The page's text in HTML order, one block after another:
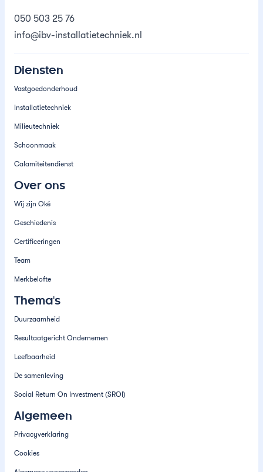
050 503 25 76
info@ibv-installatietechniek.nl
Diensten
Vastgoedonderhoud
Installatietechniek
Milieutechniek
Schoonmaak
Calamiteitendienst
Over ons
Wij zijn Oké
Geschiedenis
Certificeringen
Team
Merkbelofte
Thema's
Duurzaamheid
Resultaatgericht Ondernemen
Leefbaarheid
De samenleving
Social Return On Investment (SROI)
Algemeen
Privacyverklaring
Cookies